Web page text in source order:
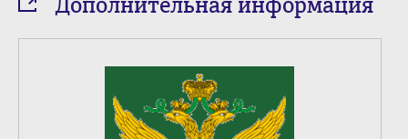
Дополнительная информация